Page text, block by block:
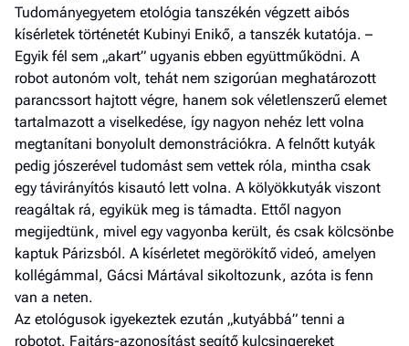
Tudományegyetem etológia tanszékén végzett aibós
kísérletek történetét Kubinyi Enikő, a tanszék kutatója. –
Egyik fél sem „akart” ugyanis ebben együttműködni. A
robot autonóm volt, tehát nem szigorúan meghatározott
parancssort hajtott végre, hanem sok véletlenszerű elemet
tartalmazott a viselkedése, így nagyon nehéz lett volna
megtanítani bonyolult demonstrációkra. A felnőtt kutyák
pedig jószerével tudomást sem vettek róla, mintha csak
egy távirányítós kisautó lett volna. A kölyökkutyák viszont
reagáltak rá, egyikük meg is támadta. Ettől nagyon
megijedtünk, mivel egy vagyonba került, és csak kölcsönbe
kaptuk Párizsból. A kísérletet megörökítő videó, amelyen
kollégámmal, Gácsi Mártával sikoltozunk, azóta is fenn
van a neten.
Az etológusok igyekeztek ezután „kutyábbá” tenni a
robotot. Fajtárs-azonosítást segítő kulcsingereket